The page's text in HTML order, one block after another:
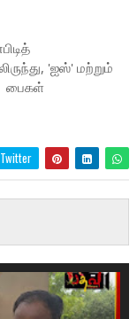
'ஐஸ்' மற்றும்
பைகள்
Twitter